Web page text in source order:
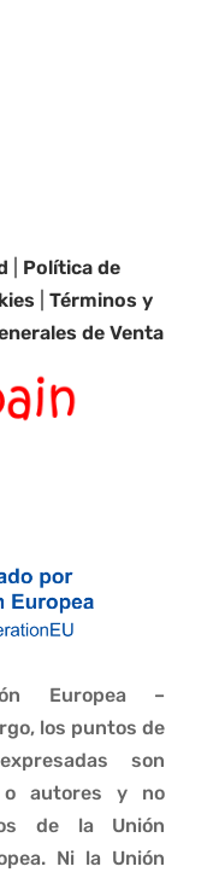
Política de
|Términos y
de Venta
Europea –
los puntos de
son
o autores y no
de la Unión
Ni la Unión